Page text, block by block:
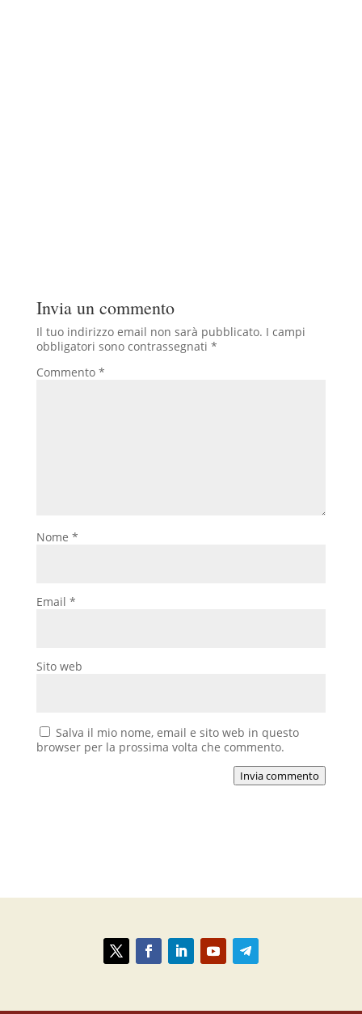
Invia un commento
Il tuo indirizzo email non sarà pubblicato. I campi
obbligatori sono contrassegnati *
Commento *
Nome *
Email *
Sito web
Salva il mio nome, email e sito web in questo
browser per la prossima volta che commento.
Invia commento